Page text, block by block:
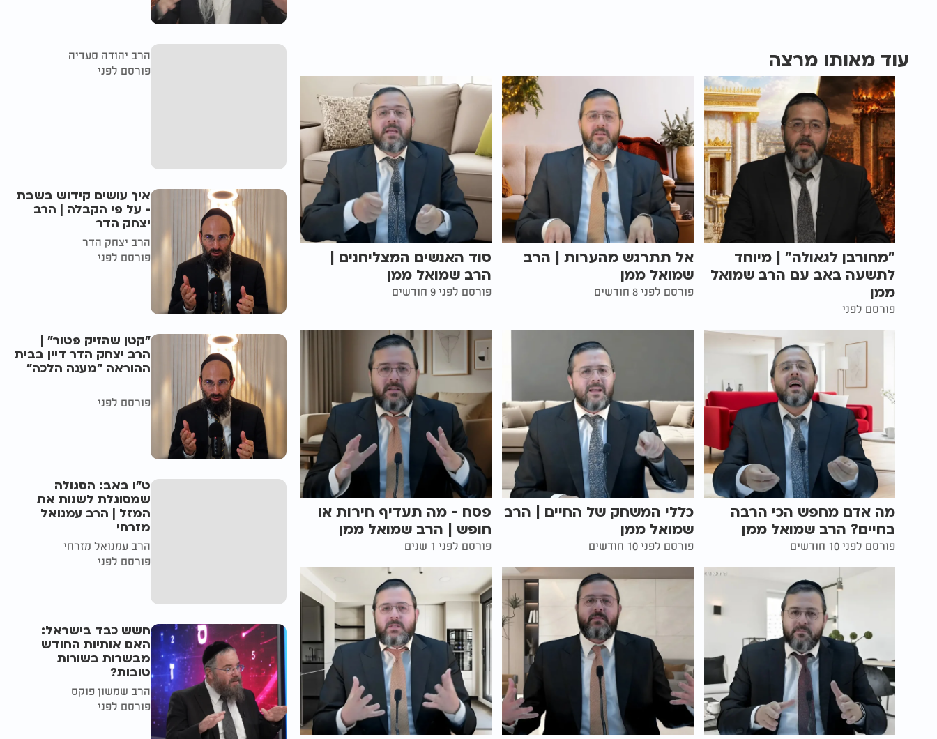
עוד מאותו מרצה
"מחורבן לגאולה" | מיוחד
לתשעה באב עם הרב שמואל
ממן
פורסם לפני
אל תתרגש מהערות | הרב
שמואל ממן
פורסם לפני 8 חודשים
סוד האנשים המצליחנים |
הרב שמואל ממן
פורסם לפני 9 חודשים
מה אדם מחפש הכי הרבה
בחיים? הרב שמואל ממן
פורסם לפני 10 חודשים
כללי המשחק של החיים | הרב
שמואל ממן
פורסם לפני 10 חודשים
פסח - מה תעדיף חירות או
חופש | הרב שמואל ממן
פורסם לפני 1 שנים
הרב יהודה סעדיה
פורסם לפני
איך עושים קידוש בשבת
- על פי הקבלה | הרב
יצחק הדר
הרב יצחק הדר
פורסם לפני
"קטן שהזיק פטור" |
הרב יצחק הדר דיין בבית
ההוראה "מענה הלכה"
פורסם לפני
ט"ו באב: הסגולה
שמסוגלת לשנות את
המזל | הרב עמנואל
מזרחי
הרב עמנואל מזרחי
פורסם לפני
חשש כבד בישראל:
האם אותיות החודש
מבשרות בשורות
טובות?
הרב שמשון פוקס
פורסם לפני